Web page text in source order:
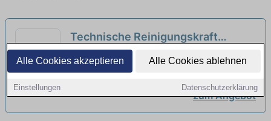
Alle Cookies akzeptieren Alle Cookies ablehnen
Einstellungen Datenschutzerklärung
Technische Reinigungskraft
(m/w/d)Minijob | Industrie am
Wochenende | Kahla
HRM Institute GmbH & Co. KG | Mannheim
zum Angebot